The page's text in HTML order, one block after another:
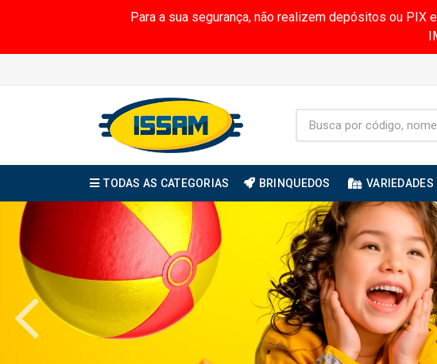
Para a sua segurança, não realizem depósitos ou
TODAS AS CATEGORIAS BRINQUEDOS VARIEDADES